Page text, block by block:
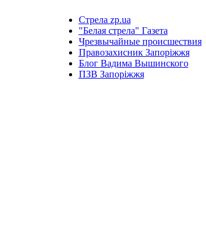
Стрела zp.ua
"Белая стрела" Газета
Чрезвычайные происшествия
Правозахисник Запоріжжя
Блог Вадима Вышинского
ПЗВ Запоріжжя